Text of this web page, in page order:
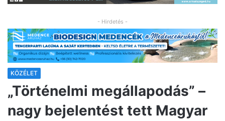
- Hirdetés -
KÖZÉLET
„Történelmi megállapodás” –
nagy bejelentést tett Magyar